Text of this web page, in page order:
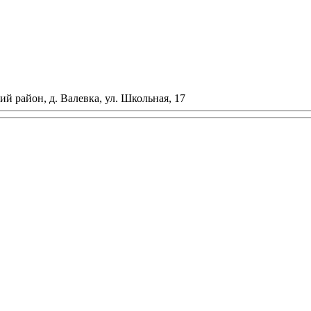
район, д. Валевка, ул. Школьная, 17